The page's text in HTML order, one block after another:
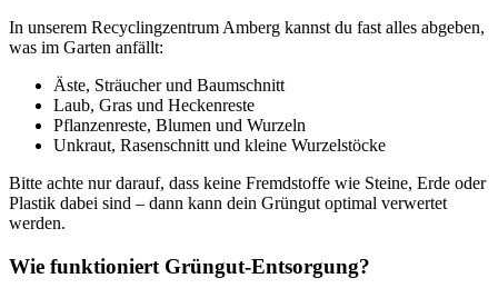
In unserem Recyclingzentrum Amberg kannst du fast alles abgeben,
was im Garten anfällt:
Äste, Sträucher und Baumschnitt
Laub, Gras und Heckenreste
Pflanzenreste, Blumen und Wurzeln
Unkraut, Rasenschnitt und kleine Wurzelstöcke
Bitte achte nur darauf, dass keine Fremdstoffe wie Steine, Erde oder
Plastik dabei sind – dann kann dein Grüngut optimal verwertet
werden.
Wie funktioniert Grüngut-Entsorgung?